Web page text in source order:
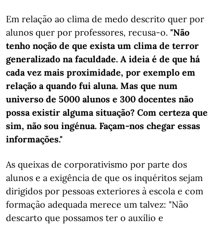
Em relação ao clima de medo descrito quer por
alunos quer por professores, recusa-o. "Não
tenho noção de que exista um clima de terror
generalizado na faculdade. A ideia é de que há
cada vez mais proximidade, por exemplo em
relação a quando fui aluna. Mas que num
universo de 5000 alunos e 300 docentes não
possa existir alguma situação? Com certeza que
sim, não sou ingénua. Façam-nos chegar essas
informações."
As queixas de corporativismo por parte dos
alunos e a exigência de que os inquéritos sejam
dirigidos por pessoas exteriores à escola e com
formação adequada merece um talvez: "Não
descarto que possamos ter o auxílio e